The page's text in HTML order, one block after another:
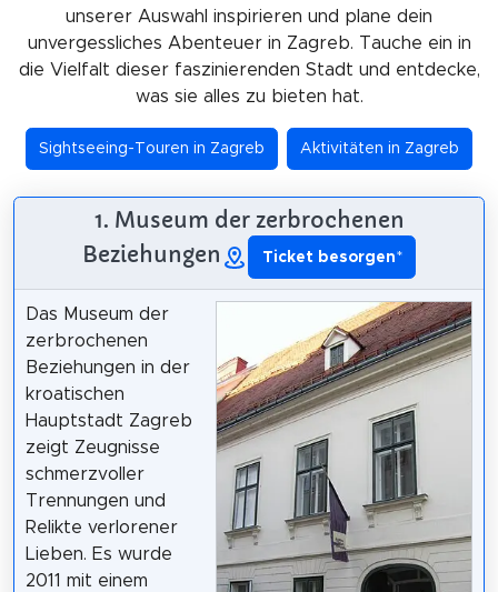
unserer Auswahl inspirieren und plane dein
unvergessliches Abenteuer in Zagreb. Tauche ein in
die Vielfalt dieser faszinierenden Stadt und entdecke,
was sie alles zu bieten hat.
Sightseeing-Touren in Zagreb Aktivitäten in Zagreb
1. Museum der zerbrochenen
Beziehungen
Ticket besorgen*
Das Museum der
zerbrochenen
Beziehungen in der
kroatischen
Hauptstadt Zagreb
zeigt Zeugnisse
schmerzvoller
Trennungen und
Relikte verlorener
Lieben. Es wurde
2011 mit einem